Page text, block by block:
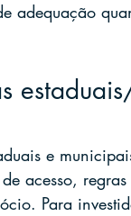
adequação
e
acesso,
Para